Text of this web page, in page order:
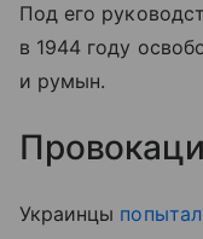
Под его
в 1944 году
и румын.
Украинцы